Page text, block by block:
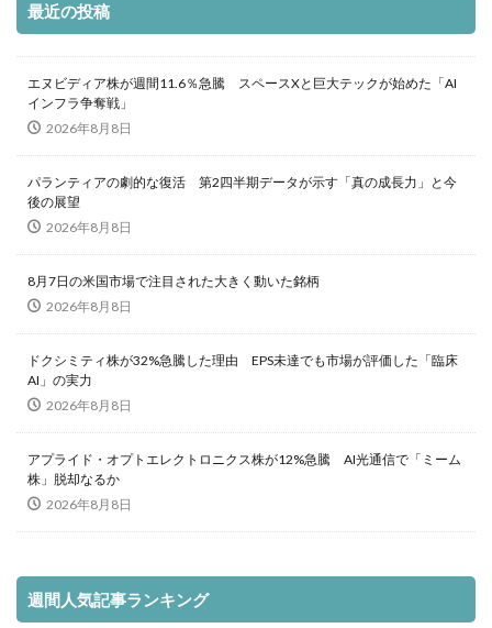
最近の投稿
エヌビディア株が週間11.6％急騰 スペースXと巨大テックが始めた「AI
インフラ争奪戦」
2026年8月8日
パランティアの劇的な復活 第2四半期データが示す「真の成長力」と今
後の展望
2026年8月8日
8月7日の米国市場で注目された大きく動いた銘柄
2026年8月8日
ドクシミティ株が32%急騰した理由 EPS未達でも市場が評価した「臨床
AI」の実力
2026年8月8日
アプライド・オプトエレクトロニクス株が12%急騰 AI光通信で「ミーム
株」脱却なるか
2026年8月8日
週間人気記事ランキング